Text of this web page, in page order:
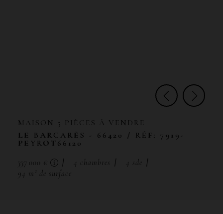
MAISON 5 PIÈCES À VENDRE
LE BARCARÈS
- 66420
/ RÉF: 7919-
PEYROT66120
337 000 €
4 chambres 4 sde
94 m² de surface